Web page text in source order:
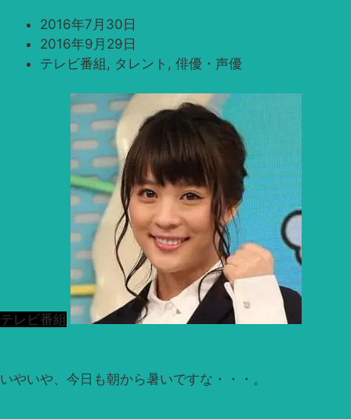
2016年7月30日
2016年9月29日
テレビ番組 , タレント , 俳優・声優
テレビ番組
いやいや、今日も朝から暑いですな・・・。